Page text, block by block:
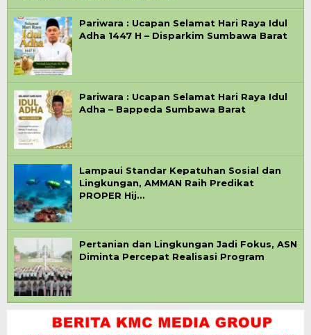
Pariwara : Ucapan Selamat Hari Raya Idul
Adha 1447 H – Disparkim Sumbawa Barat
Pariwara : Ucapan Selamat Hari Raya Idul
Adha – Bappeda Sumbawa Barat
Lampaui Standar Kepatuhan Sosial dan
Lingkungan, AMMAN Raih Predikat
PROPER Hij…
Pertanian dan Lingkungan Jadi Fokus, ASN
Diminta Percepat Realisasi Program